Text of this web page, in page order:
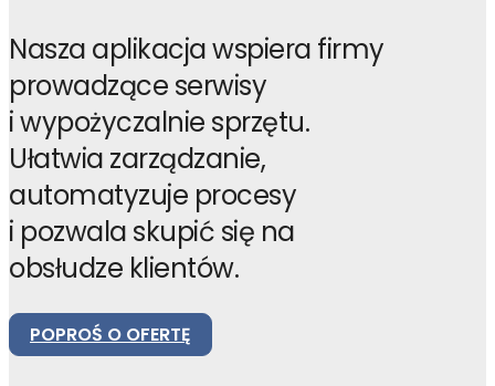
Nasza aplikacja wspiera firmy
prowadzące serwisy
i wypożyczalnie sprzętu.
Ułatwia zarządzanie,
automatyzuje procesy
i pozwala skupić się na
obsłudze klientów.
POPROŚ O OFERTĘ